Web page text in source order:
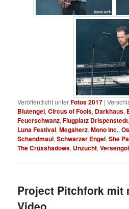
Veröffentlicht unterFotos 2017 |
Blutengel,Circus of Fools, Darkhaus,
Feuerschwanz,Flugplatz Drispenstedt
Luna Festival,Megaherz,Mono Inc.,
Schandmaul,Schwarzer Engel,She
The Crüxshadows, Unzucht,
Project Pitchfork mit
Video